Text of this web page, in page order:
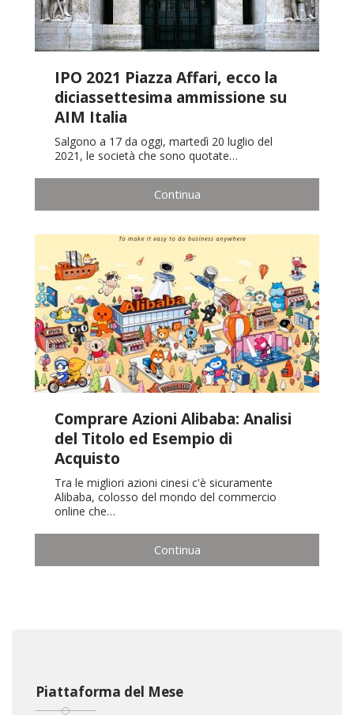
IPO 2021 Piazza Affari, ecco la
diciassettesima ammissione su
AIM Italia
Salgono a 17 da oggi, martedì 20 luglio del
2021, le società che sono quotate…
Continua
Comprare Azioni Alibaba: Analisi
del Titolo ed Esempio di
Acquisto
Tra le migliori azioni cinesi c'è sicuramente
Alibaba, colosso del mondo del commercio
online che…
Continua
Piattaforma del Mese